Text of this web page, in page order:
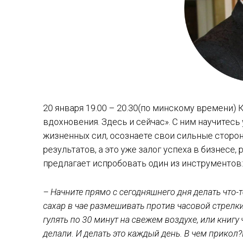
20 января 19.00 – 20.30(по минскому времени)
вдохновения. Здесь и сейчас». С ним
жизненных сил, осознаете свои сильные
результатов, а это уже залог успеха в
предлагает испробовать один из инструментов:
– Начните прямо с сегодняшнего дня делать
сахар в чае размешивать против часовой
гулять по 30 минут на свежем воздухе, или
делали. И делать это каждый день. В чем